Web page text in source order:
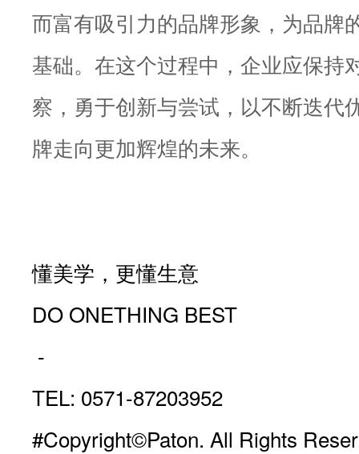
而富有吸引力的品牌形象，为品牌
基础。在这个过程中，企业应保持
察，勇于创新与尝试，以不断迭代
牌走向更加辉煌的未来。
懂美学，更懂生意
DO ONETHING BEST
-
TEL: 0571-87203952
#Copyright©Paton. All Rights